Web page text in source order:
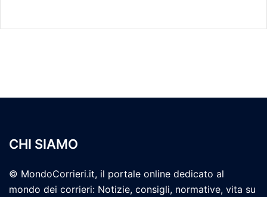
CHI SIAMO
© MondoCorrieri.it, il portale online dedicato al
mondo dei corrieri: Notizie, consigli, normative, vita su